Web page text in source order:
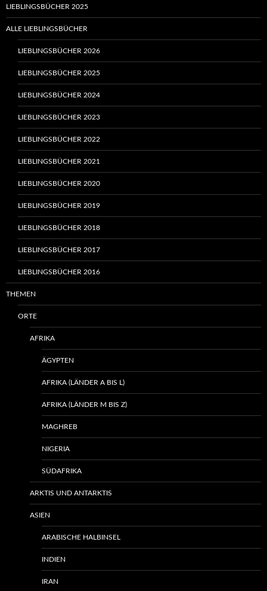
LIEBLINGSBÜCHER 2025
ALLE LIEBLINGSBÜCHER
LIEBLINGSBÜCHER 2026
LIEBLINGSBÜCHER 2025
LIEBLINGSBÜCHER 2024
LIEBLINGSBÜCHER 2023
LIEBLINGSBÜCHER 2022
LIEBLINGSBÜCHER 2021
LIEBLINGSBÜCHER 2020
LIEBLINGSBÜCHER 2019
LIEBLINGSBÜCHER 2018
LIEBLINGSBÜCHER 2017
LIEBLINGSBÜCHER 2016
THEMEN
ORTE
AFRIKA
ÄGYPTEN
AFRIKA (LÄNDER A BIS L)
AFRIKA (LÄNDER M BIS Z)
MAGHREB
NIGERIA
SÜDAFRIKA
ARKTIS UND ANTARKTIS
ASIEN
ARABISCHE HALBINSEL
INDIEN
IRAN